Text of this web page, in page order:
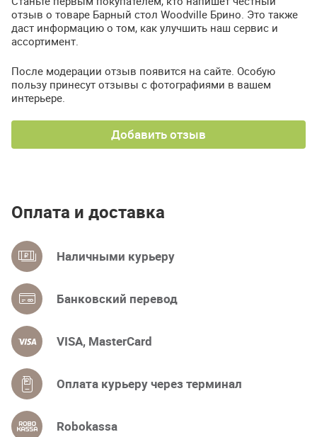
отзыв о товаре Барный стол Woodville Брино. Это также
даст информацию о том, как улучшить наш сервис и
ассортимент.
После модерации отзыв появится на сайте. Особую
пользу принесут отзывы с фотографиями в вашем
интерьере.
Добавить отзыв
Оплата и доставка
Наличными курьеру
Банковский перевод
VISA, MasterCard
Оплата курьеру через терминал
Robokassa